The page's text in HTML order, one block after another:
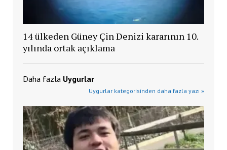
14 ülkeden Güney Çin Denizi kararının 10.
yılında ortak açıklama
Daha fazla Uygurlar
Uygurlar kategorisinden daha fazla yazı »